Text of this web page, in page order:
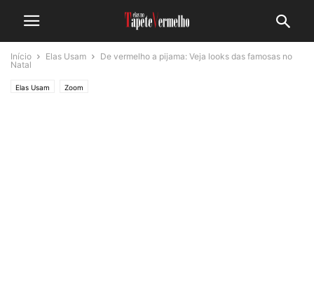
Início Elas Usam
De vermelho a pijama: Veja looks das famosas no
Natal
Elas Usam Zoom